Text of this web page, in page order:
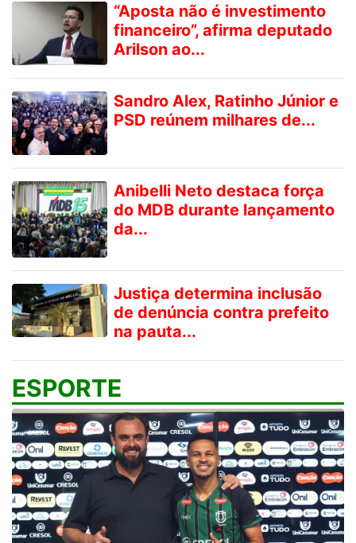
“Aposta não é investimento
financeiro”, afirma deputado
Arilson ao...
Sandro Alex, Ratinho Júnior e
PSD reúnem milhares de...
Anibelli Neto destaca força
do MDB durante lançamento
da...
Justiça determina inclusão
de denúncia contra prefeito
na pauta...
ESPORTE